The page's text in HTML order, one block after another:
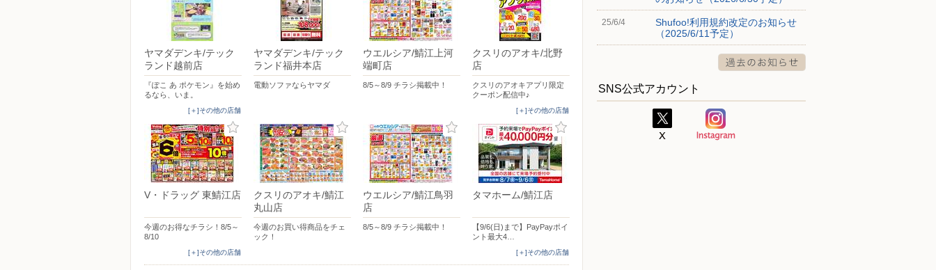
ヤマダデンキ/テック
ランド越前店
『ぽこ あ ポケモン』を始め
るなら、いま。
[＋]その他の店舗
ヤマダデンキ/テック
ランド福井本店
電動ソファならヤマダ
ウエルシア/鯖江上河
端町店
8/5～8/9 チラシ掲載中！
クスリのアオキ/北野
店
クスリのアオキアプリ限定
クーポン配信中♪
[＋]その他の店舗
V・ドラッグ 東鯖江店
今週のお得なチラシ！8/5～
8/10
[＋]その他の店舗
クスリのアオキ/鯖江
丸山店
今週のお買い得商品をチェ
ック！
ウエルシア/鯖江鳥羽
店
8/5～8/9 チラシ掲載中！
タマホーム/鯖江店
【9/6(日)まで】PayPayポイ
ント最大4…
[＋]その他の店舗
25/6/4
Shufoo!利用規約改定のお知らせ
（2025/6/11予定）
SNS公式アカウント